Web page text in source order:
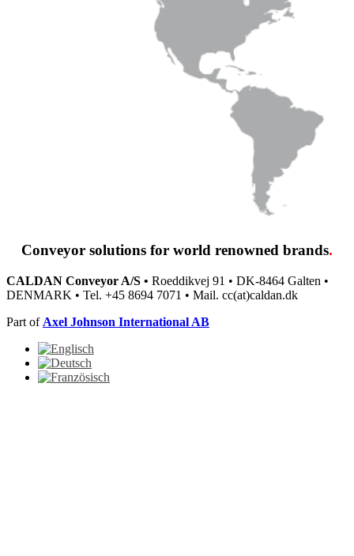
Conveyor solutions for world renowned brands.
CALDAN Conveyor A/S • Roeddikvej 91 • DK-8464 Galten •
DENMARK • Tel. +45 8694 7071 • Mail. cc(at)caldan.dk
Part of Axel Johnson International AB